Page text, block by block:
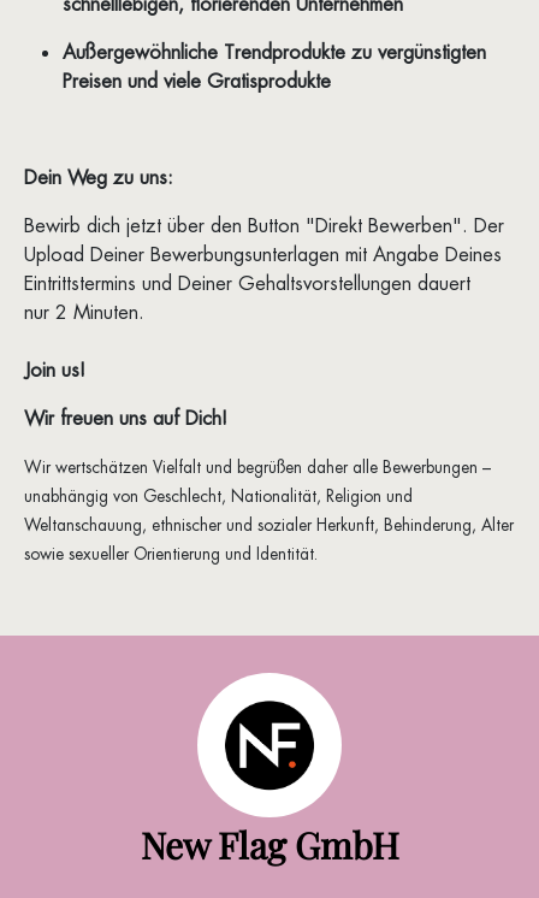
Außergewöhnliche Trendprodukte zu vergünstigten
Preisen und viele Gratisprodukte
Dein Weg zu uns:
Bewirb dich jetzt über den Button "Direkt Bewerben". Der
Upload Deiner Bewerbungsunterlagen mit Angabe Deines
Eintrittstermins und Deiner Gehaltsvorstellungen dauert
nur 2 Minuten.
Join us!
Wir freuen uns auf Dich!
Wir wertschätzen Vielfalt und begrüßen daher alle Bewerbungen –
unabhängig von Geschlecht, Nationalität, Religion und
Weltanschauung, ethnischer und sozialer Herkunft, Behinderung, Alter
sowie sexueller Orientierung und Identität.
New Flag GmbH